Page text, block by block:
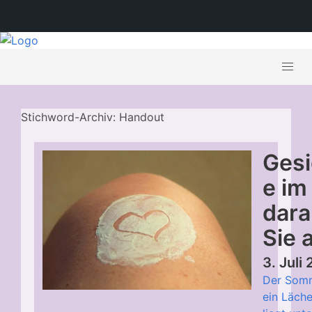
Stichword-Archiv: Handout
e
Sie
3. Juli
Der
ein